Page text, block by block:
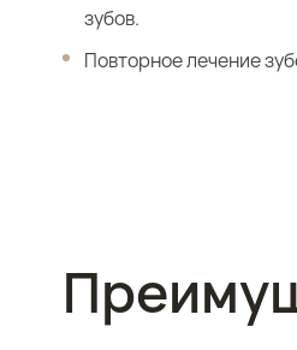
зубов.
Повторное лечение